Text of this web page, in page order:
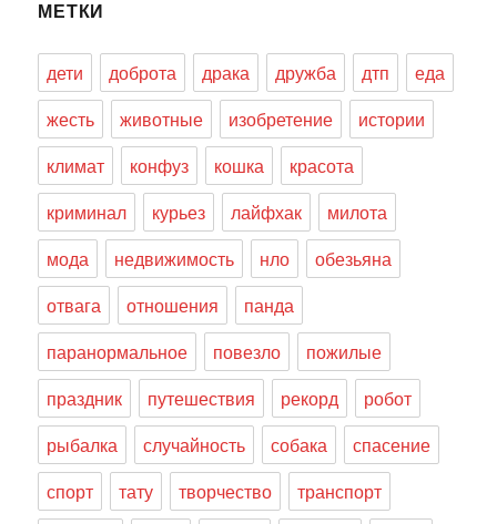
МЕТКИ
дети доброта драка дружба дтп
еда
жесть
животные изобретение
истории
климат
конфуз кошка
красота
криминал
курьез лайфхак
милота
мода
недвижимость нло
обезьяна
отвага
отношения
панда
паранормальное
повезло
пожилые
праздник
путешествия рекорд
робот
рыбалка
случайность собака
спасение
спорт
тату творчество
транспорт